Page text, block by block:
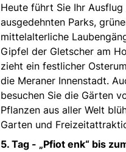
Heute führt Sie Ihr
ausgedehnten Parks,
mittelalterliche
Gipfel der Gletscher am
zieht ein festlicher
die Meraner Innenstadt.
besuchen Sie die Gärten
Pflanzen aus aller Welt
Garten und
5. Tag - „Pfiot enk“ bis